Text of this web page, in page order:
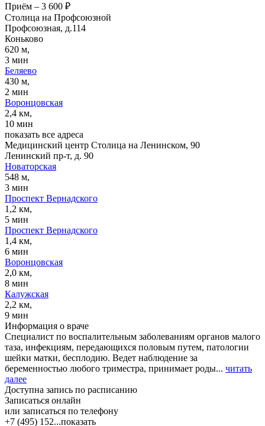
Приём – 3 600 ₽
Столица на Профсоюзной
Профсоюзная, д.114
Коньково
620 м,
3 мин
Беляево
430 м,
2 мин
Воронцовская
2,4 км,
10 мин
показать все адреса
Медицинский центр Столица на Ленинском, 90
Ленинский пр-т, д. 90
Новаторская
548 м,
3 мин
Проспект Вернадского
1,2 км,
5 мин
Проспект Вернадского
1,4 км,
6 мин
Воронцовская
2,0 км,
8 мин
Калужская
2,2 км,
9 мин
Информация о враче
Специалист по воспалительным заболеваниям органов малого
таза, инфекциям, передающихся половым путем, патологии
шейки матки, бесплодию. Ведет наблюдение за
беременностью любого триместра, принимает роды... читать
далее
Доступна запись по расписанию
Записаться онлайн
или записаться по телефону
+7 (495) 152...показать